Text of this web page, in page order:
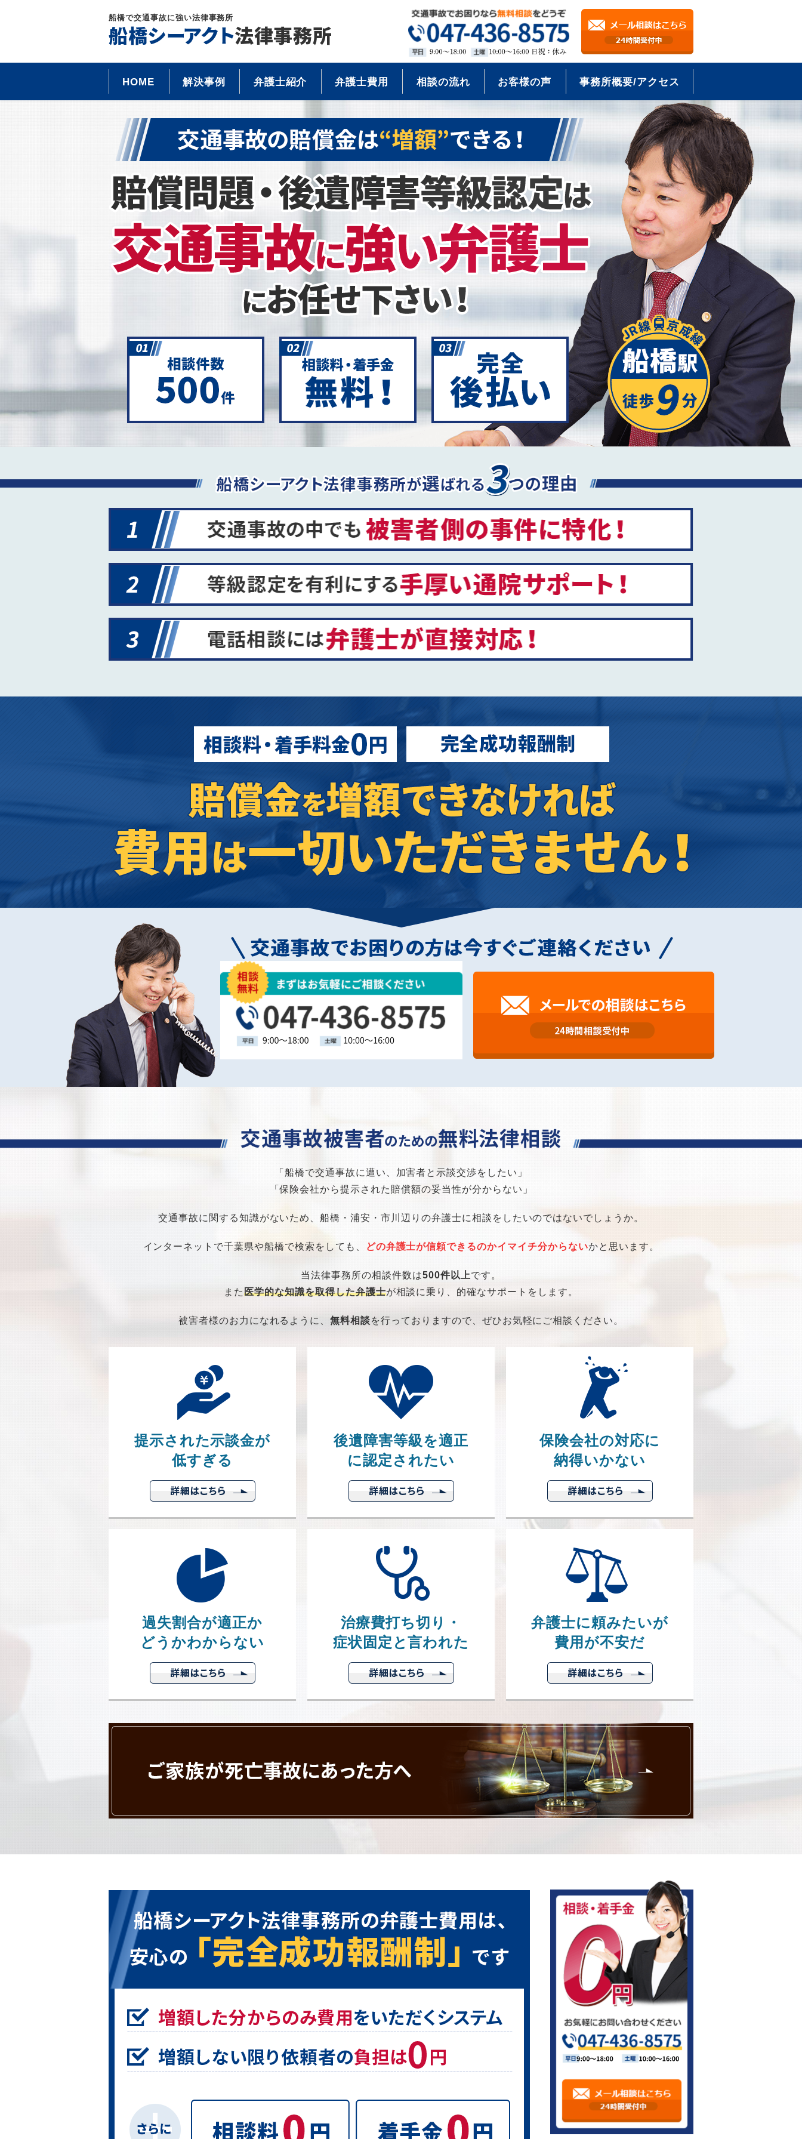
船橋で交通事故に強い法律事務所
HOME 解決事例 弁護士紹介 弁護士費用 相談の流れ お客様の声 事務所概要/アクセス
「船橋で交通事故に遭い、加害者と示談交渉をしたい」
「保険会社から提示された賠償額の妥当性が分からない」
交通事故に関する知識がないため、船橋・浦安・市川辺りの弁護士に相談をしたいのではないでしょうか。
インターネットで千葉県や船橋で検索をしても、 どの弁護士が信頼できるのかイマイチ分からないかと思います。
当法律事務所の相談件数は500件以上です。
また医学的な知識を取得した弁護士が相談に乗り、的確なサポートをします。
被害者様のお力になれるように、無料相談を行っておりますので、ぜひお気軽にご相談ください。
提示された示談金が
低すぎる
後遺障害等級を適正
に認定されたい
保険会社の対応に
納得いかない
過失割合が適正か
どうかわからない
治療費打ち切り・
症状固定と言われた
弁護士に頼みたいが
費用が不安だ